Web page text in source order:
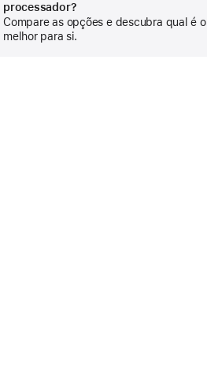
processador?
Compare as opções e descubra qual é o
melhor para si.
mais